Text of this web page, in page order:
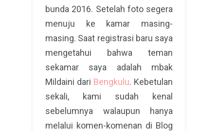
bunda 2016. Setelah foto segera
menuju ke kamar masing-
masing. Saat registrasi baru saya
mengetahui bahwa teman
sekamar saya adalah mbak
Mildaini dari Bengkulu. Kebetulan
sekali, kami sudah kenal
sebelumnya walaupun hanya
melalui komen-komenan di Blog